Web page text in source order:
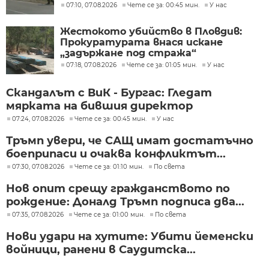
07:10, 07.08.2026 Чете се за: 00:45 мин. У нас
Жестокото убийство в Пловдив:
Прокуратурата внася искане
„задържане под стража“
07:18, 07.08.2026 Чете се за: 01:05 мин. У нас
Скандалът с ВиК - Бургас: Гледат
мярката на бившия директор
07:24, 07.08.2026 Чете се за: 00:45 мин. У нас
Тръмп увери, че САЩ имат достатъчно
боеприпаси и очаква конфликтът...
07:30, 07.08.2026 Чете се за: 01:10 мин. По света
Нов опит срещу гражданството по
рождение: Доналд Тръмп подписа два...
07:35, 07.08.2026 Чете се за: 01:00 мин. По света
Нови удари на хутите: Убити йеменски
войници, ранени в Саудитска...